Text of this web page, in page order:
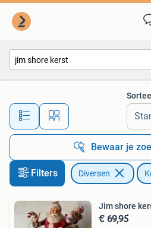
Alle afstanden…
Bewaar je
Filters Diversen
Jim shore
€ 69,95